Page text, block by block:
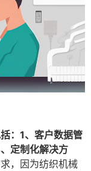
：1、客户数据管
定制化解决方
，因为纺织机械